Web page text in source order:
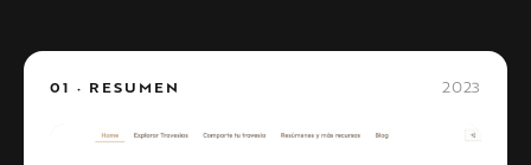
01 · RESUMEN 2023